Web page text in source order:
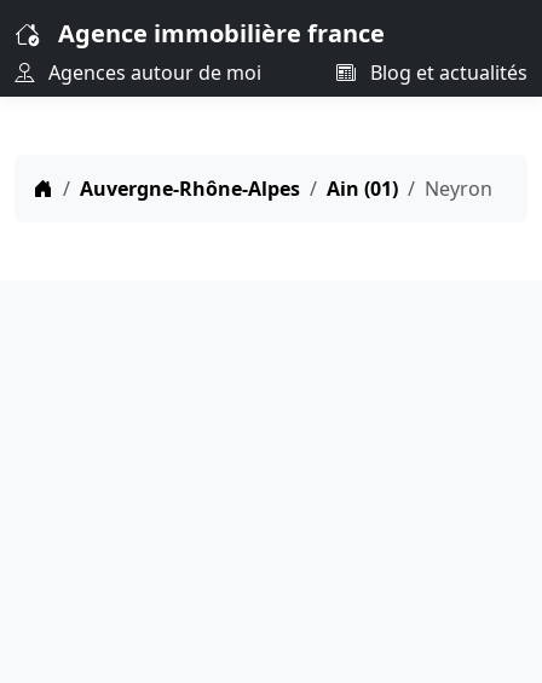
Agence immobilière france
Agences autour de moi Blog et actualités
Auvergne-Rhône-Alpes Ain (01) Neyron